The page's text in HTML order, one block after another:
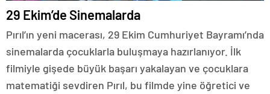
29 Ekim’de Sinemalarda
Pırıl’ın yeni macerası, 29 Ekim Cumhuriyet Bayramı’nda
sinemalarda çocuklarla buluşmaya hazırlanıyor. İlk
filmiyle gişede büyük başarı yakalayan ve çocuklara
matematiği sevdiren Pırıl, bu filmde yine öğretici ve